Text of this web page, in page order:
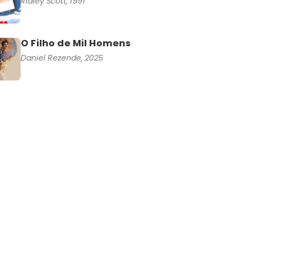
O Filho de Mil Homens
Daniel Rezende, 2025